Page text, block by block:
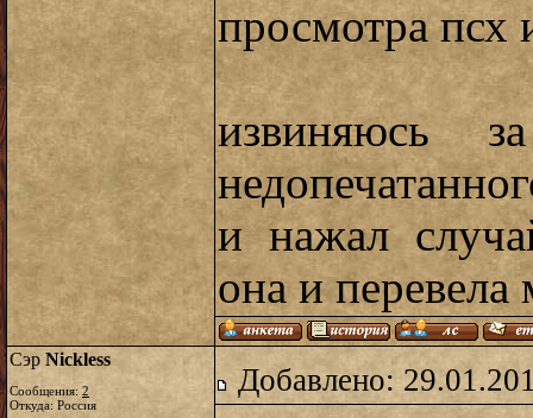
просмотра псх
извиняюсь
и нажал
она и перевела
Сэр Nickless
Сообщения: 2
Откуда: Россия
Добавлено: